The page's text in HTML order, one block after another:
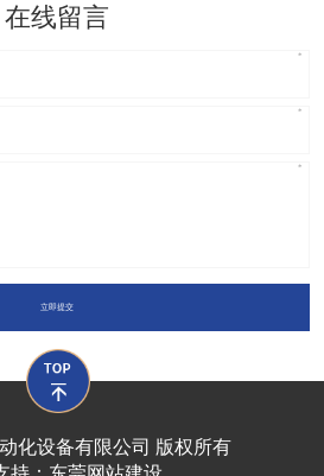
在线留言
立即提交
化设备有限公司 版权所有